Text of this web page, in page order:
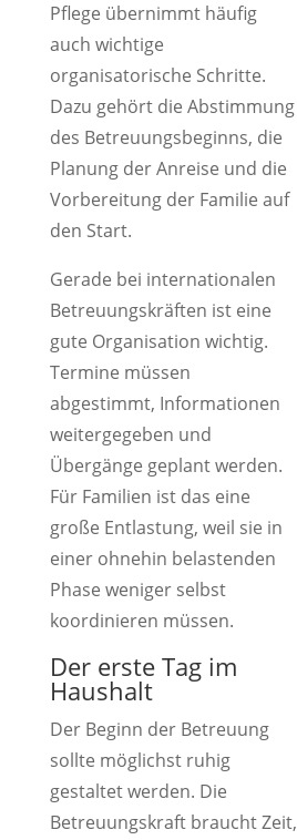
Pflege übernimmt häufig
auch wichtige
organisatorische Schritte.
Dazu gehört die Abstimmung
des Betreuungsbeginns, die
Planung der Anreise und die
Vorbereitung der Familie auf
den Start.
Gerade bei internationalen
Betreuungskräften ist eine
gute Organisation wichtig.
Termine müssen
abgestimmt, Informationen
weitergegeben und
Übergänge geplant werden.
Für Familien ist das eine
große Entlastung, weil sie in
einer ohnehin belastenden
Phase weniger selbst
koordinieren müssen.
Der erste Tag im
Haushalt
Der Beginn der Betreuung
sollte möglichst ruhig
gestaltet werden. Die
Betreuungskraft braucht Zeit,